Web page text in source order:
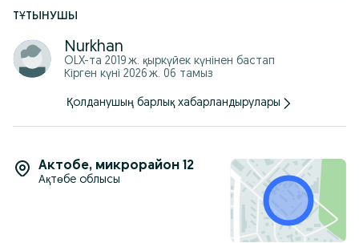
ТҰТЫНУШЫ
Nurkhan
OLX-та 2019 ж. қыркүйек күнінен бастап
Кірген күні 2026 ж. 06 тамыз
Қолданушың барлық хабарландырулары
Актобе, микрорайон 12
Ақтөбе облысы